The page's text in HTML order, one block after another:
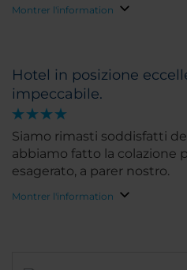
Montrer l'information
Hotel in posizione
impeccabile.
Siamo rimasti soddisfatti
abbiamo fatto la colazione
esagerato, a parer nostro.
Montrer l'information